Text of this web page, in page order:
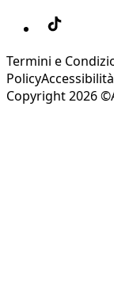
Termini e
PolicyAccessibilità
Copyright 2026